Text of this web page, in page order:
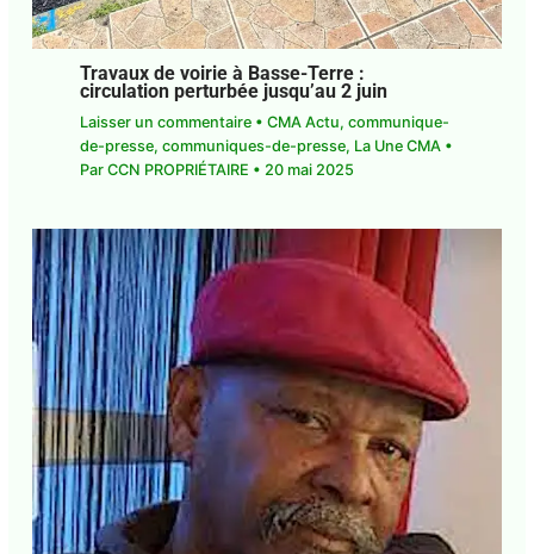
Travaux de voirie à Basse-Terre :
circulation perturbée jusqu’au 2 juin
Laisser un commentaire • CMA Actu, communique-
de-presse, communiques-de-presse, La Une CMA •
Par CCN PROPRIÉTAIRE • 20 mai 2025